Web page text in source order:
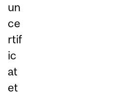
un
ce
rtif
ic
at
et